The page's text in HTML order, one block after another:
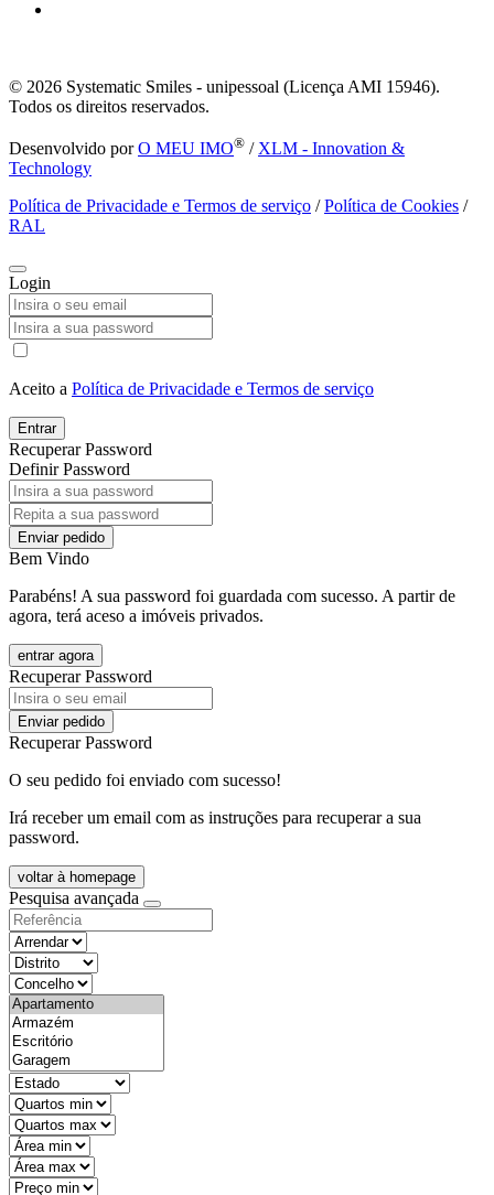
© 2026 Systematic Smiles - unipessoal (Licença AMI 15946).
Todos os direitos reservados.
Desenvolvido porO MEU IMO® / XLM - Innovation &
Technology
Política de Privacidade e Termos de serviço /Política de Cookies /
RAL
Login
Aceito a Política de Privacidade e Termos de serviço
Entrar
Recuperar Password
Definir Password
Enviar pedido
Bem Vindo
Parabéns! A sua password foi guardada com sucesso. A partir de
agora, terá aceso a imóveis privados.
entrar agora
Recuperar Password
Enviar pedido
Recuperar Password
O seu pedido foi enviado com sucesso!
Irá receber um email com as instruções para recuperar a sua
password.
voltar à homepage
Pesquisa avançada
objective
districtId
countyId
types
state
mintypo
maxtypo
minarea
maxarea
minprice